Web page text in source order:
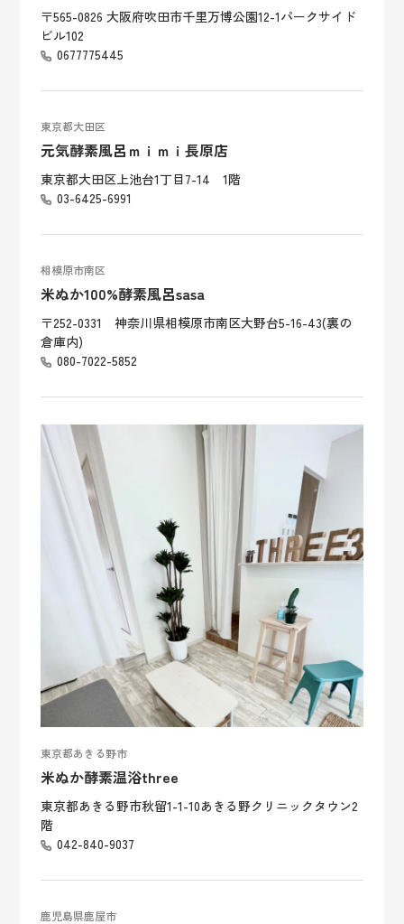
〒565-0826 大阪府吹田市千里万博公園12-1パークサイド
ビル102
0677775445
東京都大田区
元気酵素風呂ｍｉｍｉ長原店
東京都大田区上池台1丁目7-14 1階
03-6425-6991
相模原市南区
米ぬか100%酵素風呂sasa
〒252-0331 神奈川県相模原市南区大野台5-16-43(裏の
倉庫内)
080-7022-5852
東京都あきる野市
米ぬか酵素温浴three
東京都あきる野市秋留1-1-10あきる野クリニックタウン2
階
042-840-9037
鹿児島県鹿屋市